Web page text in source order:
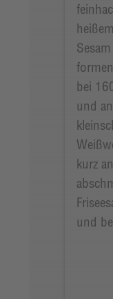
bei
und
kurz
und